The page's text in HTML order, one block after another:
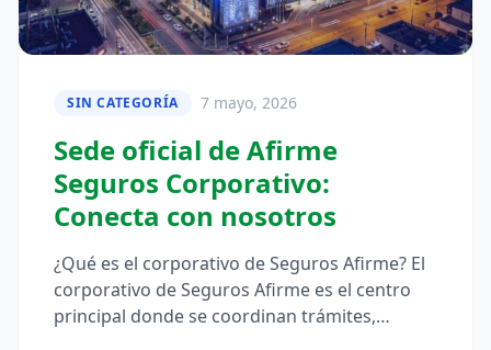
SIN CATEGORÍA 7 mayo, 2026
Sede oficial de Afirme
Seguros Corporativo:
Conecta con nosotros
¿Qué es el corporativo de Seguros Afirme? El
corporativo de Seguros Afirme es el centro
principal donde se coordinan trámites,